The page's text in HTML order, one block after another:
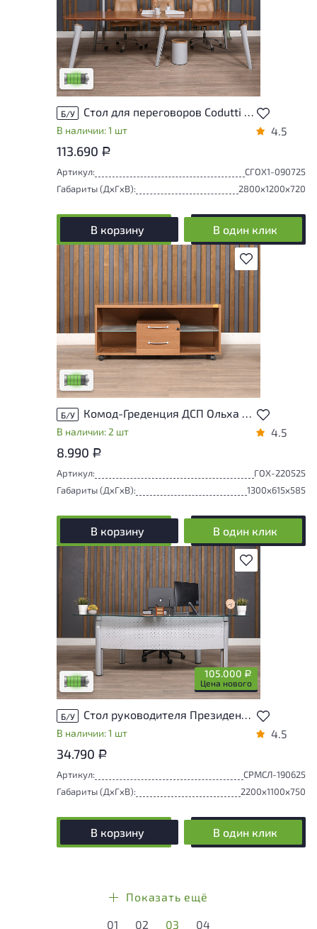
У товара присутствуют незначительные
следы эксплуатации, не влияющие на
удобство его использования
Низкая степень износа
Б/У Стол для переговоров Codutti Шпон Ольха Италия
В наличии: 1 шт 4.5
113.690 Р
Артикул:
СГОХ1-090725
Габариты (ДxГxВ):
2800x1200x720
В корзину В один клик
В избранное
У товара присутствуют незначительные
следы эксплуатации, не влияющие на
удобство его использования
Низкая степень износа
Б/У Комод-Греденция ДСП Ольха Россия
В наличии: 2 шт 4.5
8.990 Р
Артикул:
ГОХ-220525
Габариты (ДxГxВ):
1300x615x585
В корзину В один клик
В избранное
105.000 Р
Цена нового
У товара присутствуют незначительные
следы эксплуатации, не влияющие на
удобство его использования
Низкая степень износа
Б/У Стол руководителя Президент-Кристалл Стекло Серый Россия
В наличии: 1 шт 4.5
34.790 Р
Артикул:
СРМСЛ-190625
Габариты (ДxГxВ):
2200x1100x750
В корзину В один клик
Показать ещё
01 02 03 04